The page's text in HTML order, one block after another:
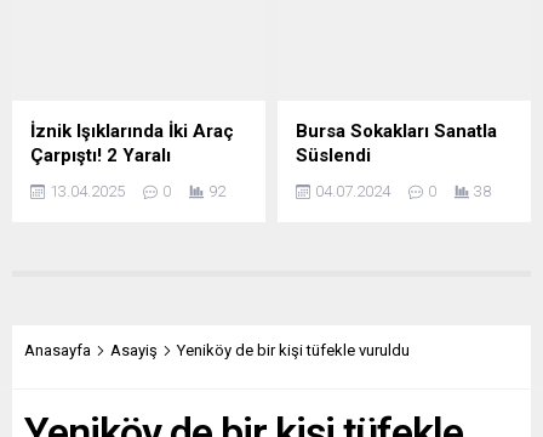
İznik Işıklarında İki Araç
Çarpıştı! 2 Yaralı
13.04.2025 0 92
Bursa Sokakları Sanatla
Süslendi
04.07.2024 0 38
Anasayfa Asayiş Yeniköy de bir kişi tüfekle vuruldu